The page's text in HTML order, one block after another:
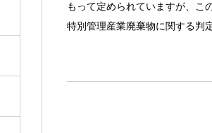
もって定められていますが、こ
特別管理産業廃棄物に関する判